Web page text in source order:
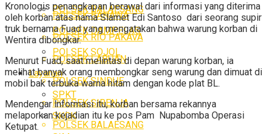
POLSEK BALAESANG
POLSEK DAMPELAS
POLSEK SOJOL
Layanan
SPKT
SKCK
POLSEK BANAWA
POLSEK RIO PAKAVA
POLSEK LABUAN
POLSEK SINDUE
POLSEK SIRENJA
POLSEK BALAESANG
Kronologis penangkapan berawal dari informasi yang diterima
oleh korban atas nama Slamet Edi Santoso dari seorang supir
truk bernama Fuad yang mengatakan bahwa warung korban di
Wentira dibongkar.
Menurut Fuad, saat melintas di depan warung korban, ia
melihat banyak orang membongkar seng warung dan dimuat di
mobil bak terbuka warna hitam dengan kode plat BL.
Mendengar lnformasi itu, korban bersama rekannya
melaporkan kejadian itu ke pos Pam Nupabomba Operasi
Ketupat.